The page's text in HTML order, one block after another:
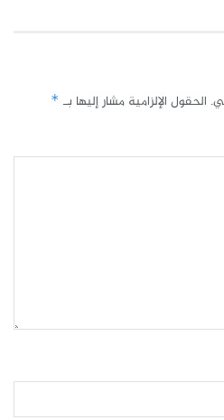
الحقول الإلزامية مشار إليها بـ *